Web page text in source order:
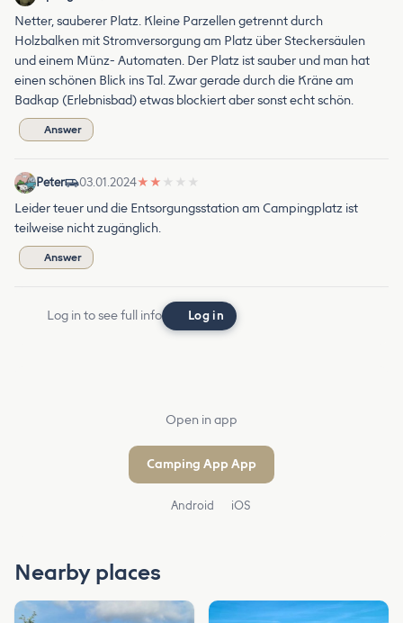
Netter, sauberer Platz. Kleine Parzellen getrennt durch
Holzbalken mit Stromversorgung am Platz über Steckersäulen
und einem Münz- Automaten. Der Platz ist sauber und man hat
einen schönen Blick ins Tal. Zwar gerade durch die Kräne am
Badkap (Erlebnisbad) etwas blockiert aber sonst echt schön.
Answer
Peter 03.01.2024★ ★ ★ ★ ★
Leider teuer und die Entsorgungsstation am Campingplatz ist
teilweise nicht zugänglich.
Answer
Log in to see full info Log in
Open in app
Camping App App
Android iOS
Nearby places